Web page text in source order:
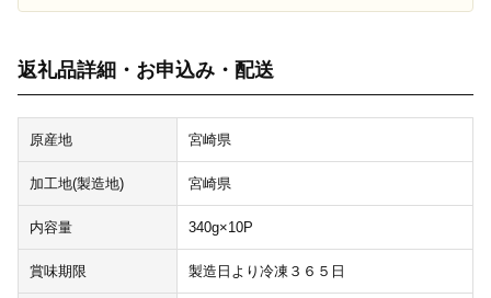
返礼品詳細・お申込み・配送
原産地 宮崎県
加工地(製造地) 宮崎県
内容量 340g×10P
賞味期限 製造日より冷凍３６５日